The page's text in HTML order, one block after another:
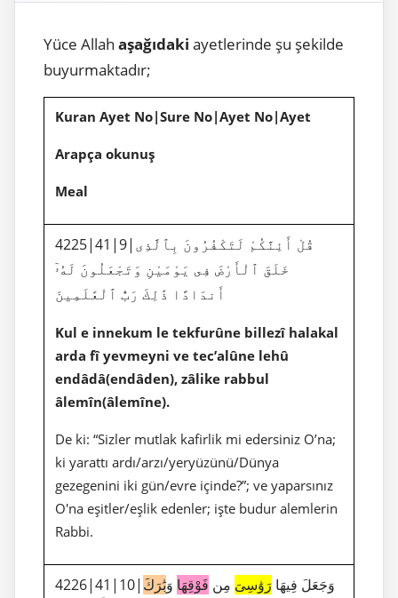
Yüce Allah aşağıdaki ayetlerinde şu şekilde
buyurmaktadır;
Kuran Ayet No|Sure No|Ayet No|Ayet
Arapça okunuş
Meal
4225|41|9|قُلْ أَئِنَّكُمْ لَتَكْفُرُونَ بِٱلَّذِى
خَلَقَ ٱلْأَرْضَ فِى يَوْمَيْنِ وَتَجْعَلُونَ لَهُۥٓ
أَندَادًا ذَٰلِكَ رَبُّ ٱلْعَٰلَمِينَ
Kul e innekum le tekfurûne billezî halakal
arda fî yevmeyni ve tec’alûne lehû
endâdâ(endâden), zâlike rabbul
âlemîn(âlemîne).
De ki: “Sizler mutlak kafirlik mi edersiniz O’na;
ki yarattı ardı/arzı/yeryüzünü/Dünya
gezegenini iki gün/evre içinde?”; ve yaparsınız
O'na eşitler/eşlik edenler; işte budur alemlerin
Rabbi.
4226|41|10|وَجَعَلَ فِيهَا رَوَٰسِىَ مِن فَوْقِهَا وَبَٰرَكَ